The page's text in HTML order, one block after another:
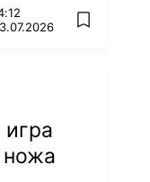
add
игра
ножа